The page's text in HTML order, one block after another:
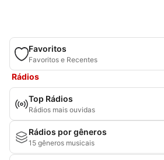
Favoritos
Favoritos e Recentes
Rádios
Top Rádios
Rádios mais ouvidas
Rádios por gêneros
15 gêneros musicais